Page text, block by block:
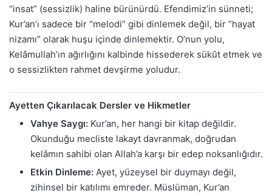
“insat” (sessizlik) haline bürünürdü. Efendimiz’in sünneti;
Kur’an’ı sadece bir “melodi” gibi dinlemek değil, bir “hayat
nizamı” olarak huşu içinde dinlemektir. O’nun yolu,
Kelâmullah’ın ağırlığını kalbinde hissederek sükût etmek ve
o sessizlikten rahmet devşirme yoludur.
Ayetten Çıkarılacak Dersler ve Hikmetler
Vahye Saygı: Kur’an, her hangi bir kitap değildir.
Okunduğu mecliste lakayt davranmak, doğrudan
kelâmın sahibi olan Allah’a karşı bir edep noksanlığıdır.
Etkin Dinleme: Ayet, yüzeysel bir duymayı değil,
zihinsel bir katılımı emreder. Müslüman, Kur’an